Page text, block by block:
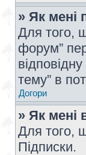
» Як мені
Для того,
форум”
тему” в
Догори
» Як мені
Для того,
Підписки.